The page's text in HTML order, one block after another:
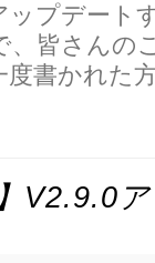
プデート
皆さんの
書かれた
v2.9.0